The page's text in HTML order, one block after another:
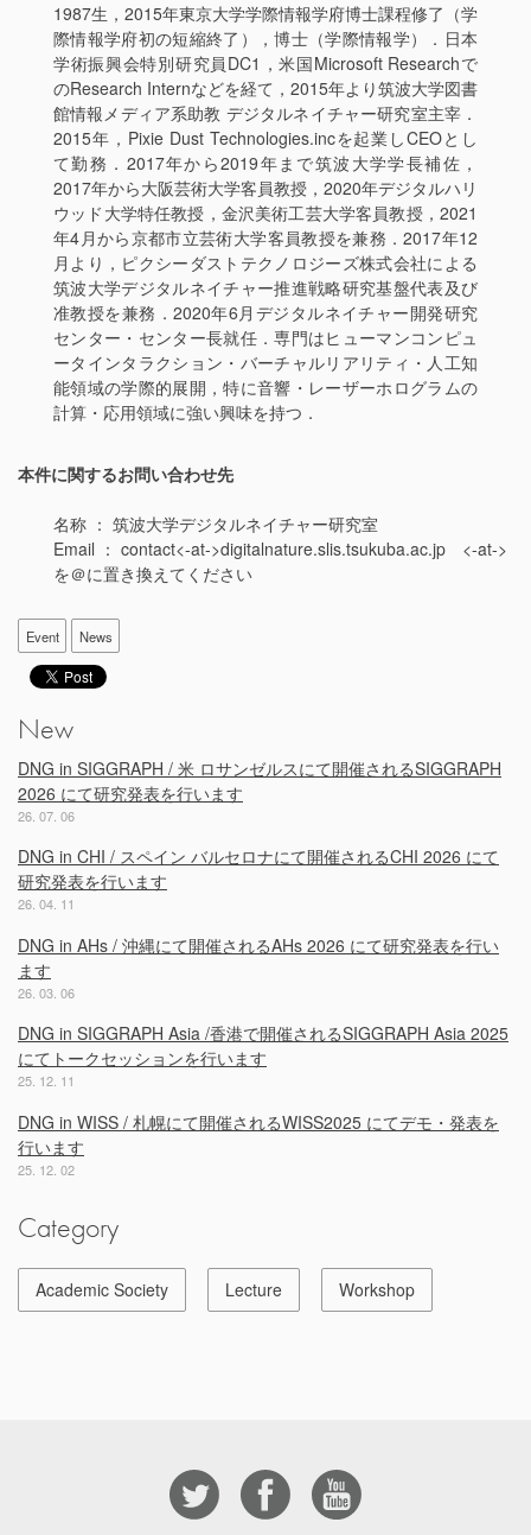
1987生，2015年東京大学学際情報学府博士課程修了（学
際情報学府初の短縮終了），博士（学際情報学）．日本
学術振興会特別研究員DC1，米国Microsoft Researchで
のResearch Internなどを経て，2015年より筑波大学図書
館情報メディア系助教 デジタルネイチャー研究室主宰．
2015年，Pixie Dust Technologies.incを起業しCEOとし
て勤務．2017年から2019年まで筑波大学学長補佐，
2017年から大阪芸術大学客員教授，2020年デジタルハリ
ウッド大学特任教授，金沢美術工芸大学客員教授，2021
年4月から京都市立芸術大学客員教授を兼務．2017年12
月より，ピクシーダストテクノロジーズ株式会社による
筑波大学デジタルネイチャー推進戦略研究基盤代表及び
准教授を兼務．2020年6月デジタルネイチャー開発研究
センター・センター長就任．専門はヒューマンコンピュ
ータインタラクション・バーチャルリアリティ・人工知
能領域の学際的展開 ，特に音響・レーザーホログラムの
計算・応用領域に強い興味を持つ．
本件に関するお問い合わせ先
名称 ： 筑波大学デジタルネイチャー研究室
Email ： contact<-at->digitalnature.slis.tsukuba.ac.jp <-at->
を＠に置き換えてください
Event News
New
DNG in SIGGRAPH / 米 ロサンゼルスにて開催されるSIGGRAPH
2026 にて研究発表を行います
26. 07. 06
DNG in CHI / スペイン バルセロナにて開催されるCHI 2026 にて
研究発表を行います
26. 04. 11
DNG in AHs / 沖縄にて開催されるAHs 2026 にて研究発表を行い
ます
26. 03. 06
DNG in SIGGRAPH Asia /香港で開催されるSIGGRAPH Asia 2025
にてトークセッションを行います
25. 12. 11
DNG in WISS / 札幌にて開催されるWISS2025 にてデモ・発表を
行います
25. 12. 02
Category
Academic Society Lecture Workshop